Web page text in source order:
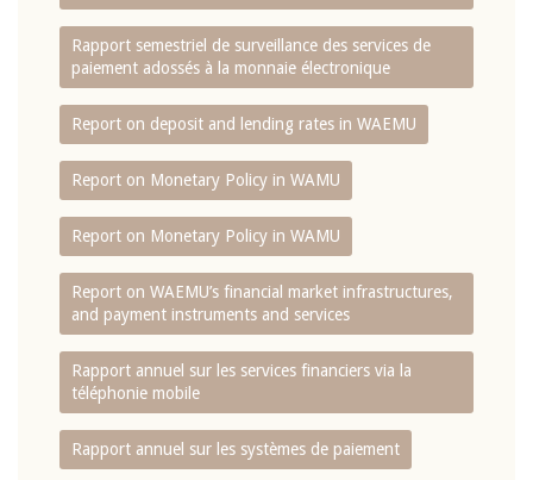
Rapport semestriel de surveillance des services de
paiement adossés à la monnaie électronique
Report on deposit and lending rates in WAEMU
Report on Monetary Policy in WAMU
Report on Monetary Policy in WAMU
Report on WAEMU’s financial market infrastructures,
and payment instruments and services
Rapport annuel sur les services financiers via la
téléphonie mobile
Rapport annuel sur les systèmes de paiement